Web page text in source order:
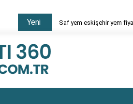
Yeni Saf yem eskişehir yem